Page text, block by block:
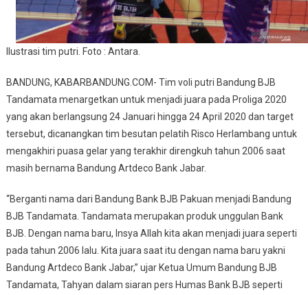
Ilustrasi tim putri. Foto : Antara.
BANDUNG, KABARBANDUNG.COM- Tim voli putri Bandung BJB
Tandamata menargetkan untuk menjadi juara pada Proliga 2020
yang akan berlangsung 24 Januari hingga 24 April 2020 dan target
tersebut, dicanangkan tim besutan pelatih Risco Herlambang untuk
mengakhiri puasa gelar yang terakhir direngkuh tahun 2006 saat
masih bernama Bandung Artdeco Bank Jabar.
“Berganti nama dari Bandung Bank BJB Pakuan menjadi Bandung
BJB Tandamata. Tandamata merupakan produk unggulan Bank
BJB. Dengan nama baru, Insya Allah kita akan menjadi juara seperti
pada tahun 2006 lalu. Kita juara saat itu dengan nama baru yakni
Bandung Artdeco Bank Jabar,” ujar Ketua Umum Bandung BJB
Tandamata, Tahyan dalam siaran pers Humas Bank BJB seperti